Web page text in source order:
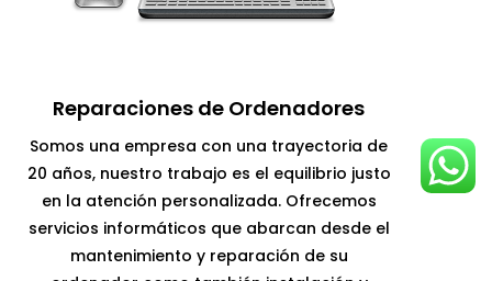
Reparaciones de Ordenadores
Somos una empresa con una trayectoria de
20 años, nuestro trabajo es el equilibrio justo
en la atención personalizada. Ofrecemos
servicios informáticos que abarcan desde el
mantenimiento y reparación de su